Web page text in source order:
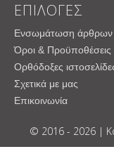
ΕΠΙΛΟΓΕΣ
Ενσωμάτωση άρθρων
Όροι & Προϋποθέσεις
Ορθόδοξες
Σχετικά με μας
Επικοινωνία
© 2016 - 2026 |